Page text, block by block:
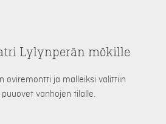
Lylynperän mökille
oviremontti ja malleiksi valittiin
vanhojen tilalle.